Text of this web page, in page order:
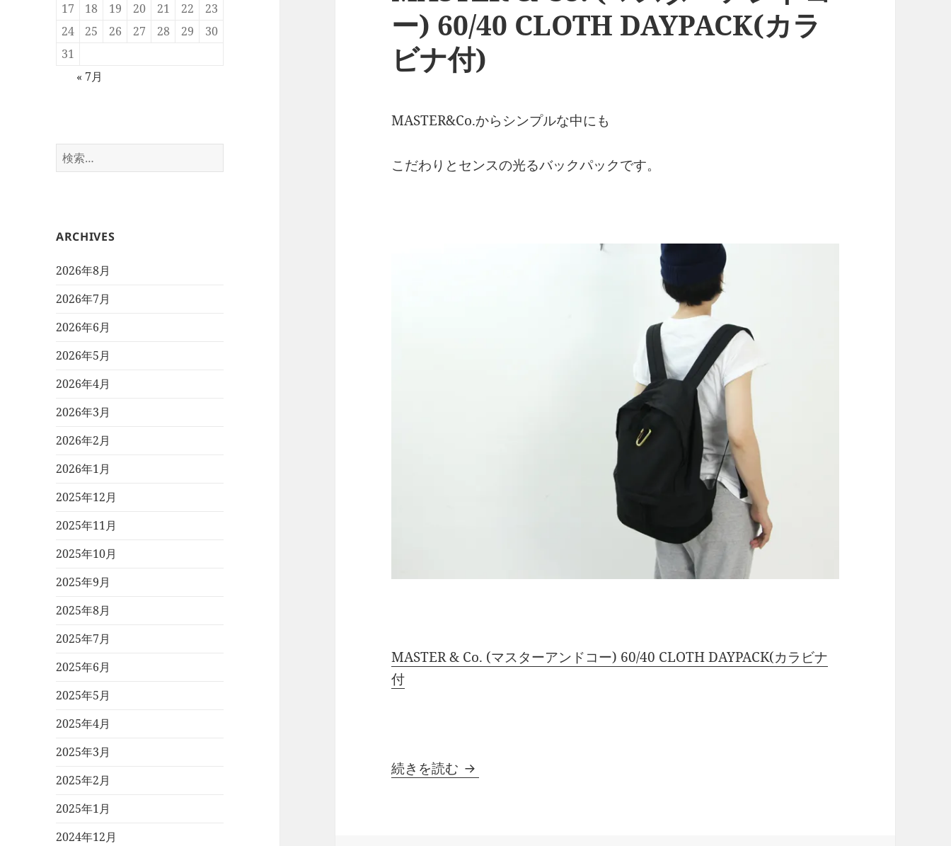
17
18 19 20 21 22
23
24
25 26 27 28 29
30
31
« 7月
検
索:
ARCHIVES
2026年8月
2026年7月
2026年6月
2026年5月
2026年4月
2026年3月
2026年2月
2026年1月
2025年12月
2025年11月
2025年10月
2025年9月
2025年8月
2025年7月
2025年6月
2025年5月
2025年4月
2025年3月
2025年2月
2025年1月
2024年12月
ー) 60/40 CLOTH DAYPACK(カラ
ビナ付)
MASTER&Co.からシンプルな中にも
こだわりとセンスの光るバックパックです。
MASTER & Co. (マスターアンドコー) 60/40 CLOTH DAYPACK(カラビナ
付
続きを読む MASTER & Co. (マスターアンドコー) 60/40 CLOTH DAYPACK(カラビナ付)